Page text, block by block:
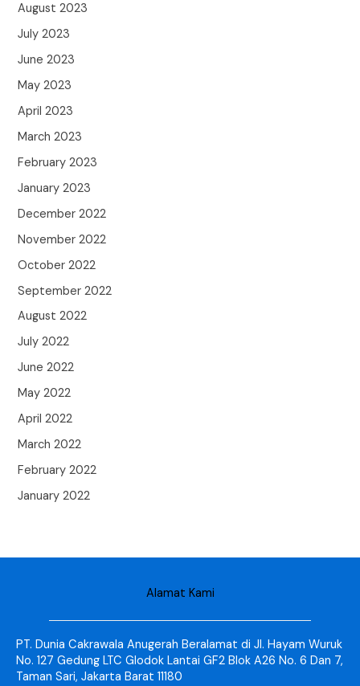
August 2023
July 2023
June 2023
May 2023
April 2023
March 2023
February 2023
January 2023
December 2022
November 2022
October 2022
September 2022
August 2022
July 2022
June 2022
May 2022
April 2022
March 2022
February 2022
January 2022
Alamat Kami
PT. Dunia Cakrawala Anugerah Beralamat di Jl. Hayam Wuruk
No. 127 Gedung LTC Glodok Lantai GF2 Blok A26 No. 6 Dan 7,
Taman Sari, Jakarta Barat 11180